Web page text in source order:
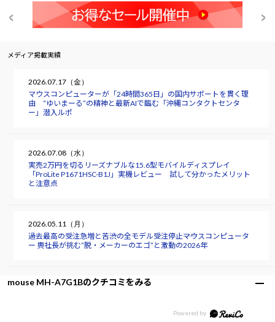
メディア掲載実績
2026.07.17（金）
マウスコンピューターが「24時間365日」の国内サポートを貫く理
由 “ゆいまーる”の精神と最新AIで臨む「沖縄コンタクトセンタ
ー」潜入ルポ
2026.07.08（水）
実売2万円を切るリーズナブルな15.6型モバイルディスプレイ
「ProLite P1671HSC-B1J」実機レビュー 試して分かったメリット
と注意点
2026.05.11（月）
過去最高の受注急増と苦渋の全モデル受注停止――マウスコンピュータ
ー 軣社長が挑む“脱・メーカーのエゴ”と激動の2026年
mouse MH-A7G1Bのクチコミをみる